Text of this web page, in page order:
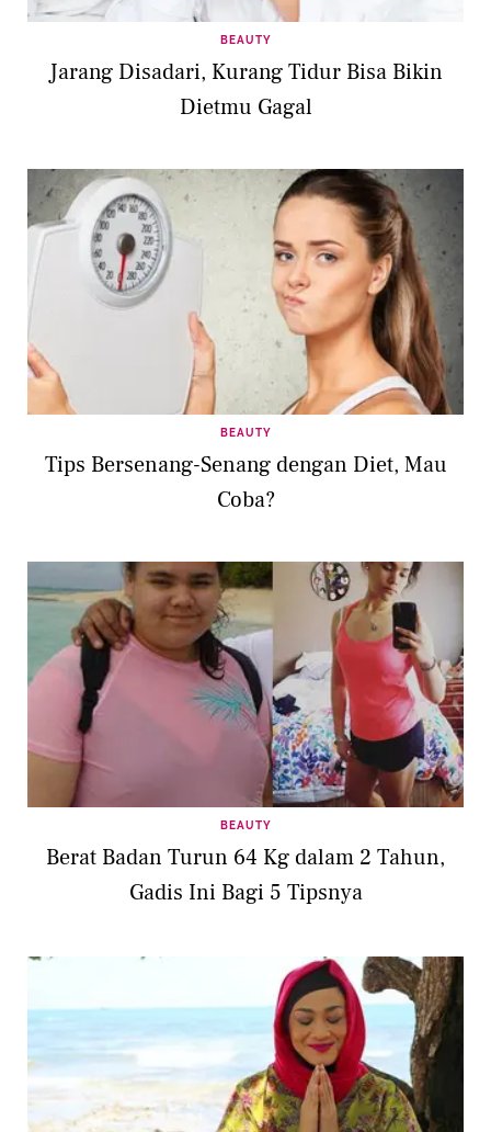
BEAUTY
Jarang Disadari, Kurang Tidur Bisa Bikin
Dietmu Gagal
BEAUTY
Tips Bersenang-Senang dengan Diet, Mau
Coba?
BEAUTY
Berat Badan Turun 64 Kg dalam 2 Tahun,
Gadis Ini Bagi 5 Tipsnya